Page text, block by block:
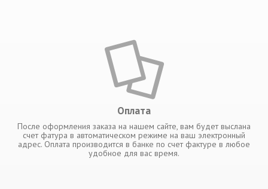
Оплата
После оформления заказа на нашем сайте, вам будет выслана
счет фатура в автоматическом режиме на ваш электронный
адрес. Оплата производится в банке по счет фактуре в любое
удобное для вас время.